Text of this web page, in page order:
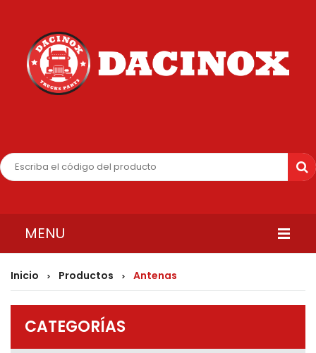
MENU
INICIO
PRODUCTOS
Inicio > Productos > Antenas
CATEGORÍAS